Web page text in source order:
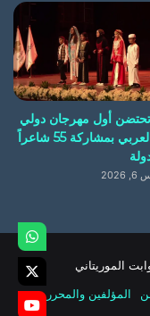
أول مهرجان دولي
للشعر العربي بمشاركة 55 شاعراً
المؤلفين والمحررين